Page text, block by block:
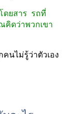
ดยสาร  รถที่
คิดว่าพวกเขา
นไม่รู้ว่าตัวเอง